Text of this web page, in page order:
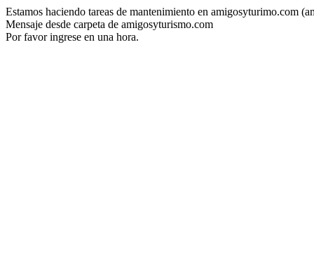
Estamos haciendo tareas de mantenimiento en amigosyturimo.com
Mensaje desde carpeta de amigosyturismo.com
Por favor ingrese en una hora.